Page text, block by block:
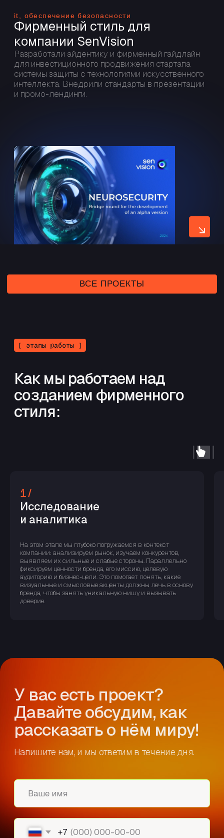
1/
Исследование
и аналитика
На этом этапе мы глубоко погружаемся в контекст
компании: анализируем рынок, изучаем конкурентов,
выявляем их сильные и слабые стороны. Параллельно
фиксируем ценности бренда, его миссию, целевую
аудиторию и бизнес-цели. Это помогает понять, какие
визуальные и смысловые акценты должны лечь в основу
бренда, чтобы занять уникальную нишу и вызывать
доверие.
Напишите нам, и мы ответим в течение дня.
Ваше имя
+7
Принимаюполитику конфиденциальности
согласие наобработку персональных данных
ОТПРАВИТЬ
Собрали популярные
вопросы о создании
TELEGRAM
TELEGRAM
ASK@NOWEEKENDS.STUDIO
ASK@NOWEEKENDS.STUDIO
+7 (966) 928-43-66
+7 (966) 928-43-66